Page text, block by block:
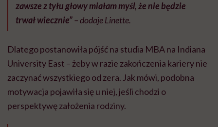
zawsze z tyłu głowy miałam myśl, że nie będzie
trwał wiecznie”– dodaje Linette.
Dlatego postanowiła pójść na studia MBA na Indiana
University East – żeby w razie zakończenia kariery nie
zaczynać wszystkiego od zera. Jak mówi, podobna
motywacja pojawiła się u niej, jeśli chodzi o
perspektywę założenia rodziny.